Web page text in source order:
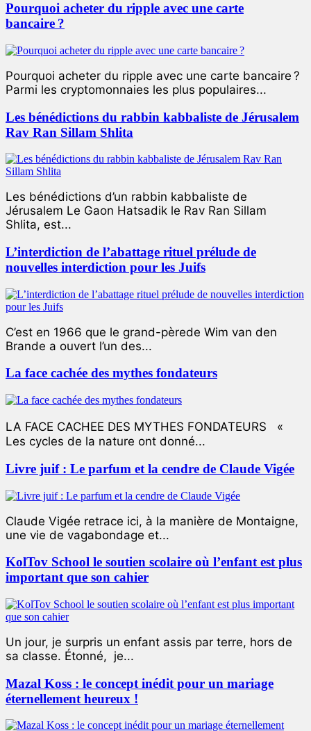
Pourquoi acheter du ripple avec une carte
bancaire ?
Pourquoi acheter du ripple avec une carte bancaire ?
Parmi les cryptomonnaies les plus populaires...
Les bénédictions du rabbin kabbaliste de Jérusalem
Rav Ran Sillam Shlita
Les bénédictions d’un rabbin kabbaliste de
Jérusalem Le Gaon Hatsadik le Rav Ran Sillam
Shlita, est...
L’interdiction de l’abattage rituel prélude de
nouvelles interdiction pour les Juifs
C’est en 1966 que le grand-pèrede Wim van den
Brande a ouvert l’un des...
La face cachée des mythes fondateurs
LA FACE CACHEE DES MYTHES FONDATEURS «
Les cycles de la nature ont donné...
Livre juif : Le parfum et la cendre de Claude Vigée
Claude Vigée retrace ici, à la manière de Montaigne,
une vie de vagabondage et...
KolTov School le soutien scolaire où l’enfant est plus
important que son cahier
Un jour, je surpris un enfant assis par terre, hors de
sa classe. Étonné, je...
Mazal Koss : le concept inédit pour un mariage
éternellement heureux !